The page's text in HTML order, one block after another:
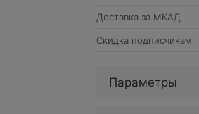
Доставка за МКАД
Скидка подписчикам
Параметры